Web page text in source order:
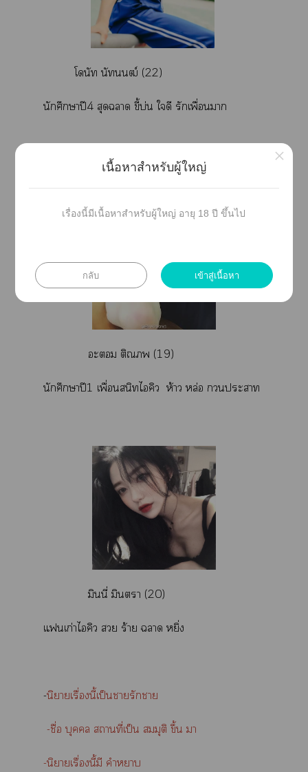
โดนัท นันฒ์ (22)
นักศึกษาปี4 สุดา ขี้บ่น ใดี รักเพื่อนา
ะ ติณ (19)
นักศึกษาปี1 เพื่อนสนิทไคิว ห้าว หล่อ ะา
มินนี่ มินตรา (20)
แเก่าไคิว  ร้าย า หยิ่ง
-นิยายเรื่องนี้เป็นารักา
-ชื่อ บุคคล สถานที่เป็น สมมุติ ขึ้น า
-นิยายเรื่องนี้มี คำา
เนื้อหาสำหรับผู้ใหญ่
เรื่องนี้มีเนื้อหาสำหรับผู้ใหญ่ อายุ 18 ปี ขึ้นไป
กลับ เข้าสู่เนื้อหา
×